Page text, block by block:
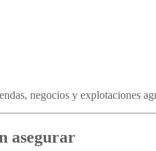
negocios y explotaciones
asegurar